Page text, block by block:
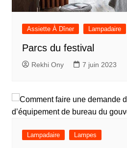
Assiette À Dîner Lampadaire
Parcs du festival
Rekhi Ony 7 juin 2023
Lampadaire Lampes